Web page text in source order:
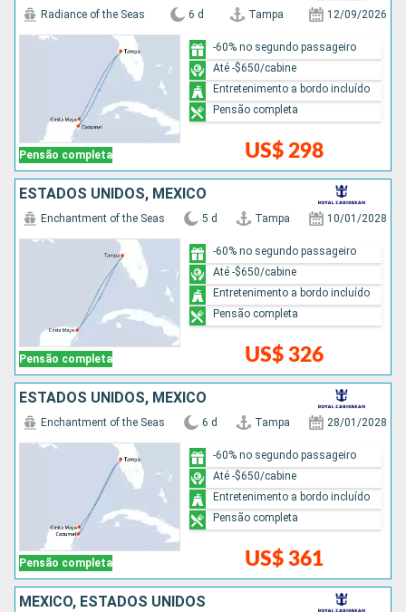
Pensão completa
Radiance of the Seas 6 d Tampa 12/09/2026
US$ 298
-60% no segundo passageiro
Até -$650/cabine
Entretenimento a bordo incluído
Pensão completa
ESTADOS UNIDOS, MÉXICO
Pensão completa
Enchantment of the Seas 5 d Tampa 10/01/2028
US$ 326
-60% no segundo passageiro
Até -$650/cabine
Entretenimento a bordo incluído
Pensão completa
ESTADOS UNIDOS, MÉXICO
Pensão completa
Enchantment of the Seas 6 d Tampa 28/01/2028
US$ 361
-60% no segundo passageiro
Até -$650/cabine
Entretenimento a bordo incluído
Pensão completa
MÉXICO, ESTADOS UNIDOS